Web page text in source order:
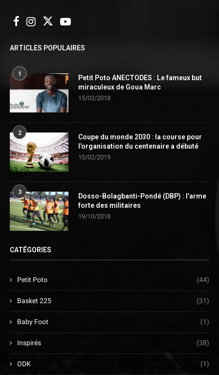
ARTICLES POPULAIRES
1
Petit Poto ANECTODES : Le fameux but
miraculeux de Goua Marc
15/02/2018
2
Coupe du monde 2030 : la course pour
l’organisation du centenaire a débuté
15/02/2019
3
Dosso-Bolagbanti-Pondé (DBP) : l’arme
forte des militaires
19/10/2018
CATÉGORIES
Petit Poto (44)
Basket 225 (31)
Baby Foot (1)
Inspirés (38)
ODK (1)